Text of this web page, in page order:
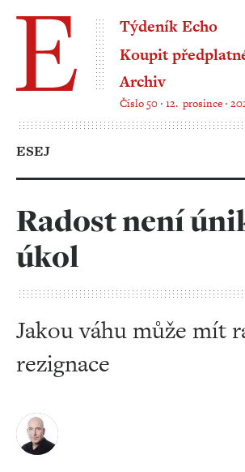
Týdeník Echo
Koupit
Archiv
Číslo 50 ‧ 12. prosince ‧
ESEJ
Radost není
úkol
Jakou váhu může mít
rezignace